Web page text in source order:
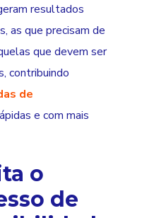
resultados
as que precisam de
que devem ser
contribuindo
de
e com mais
o
de